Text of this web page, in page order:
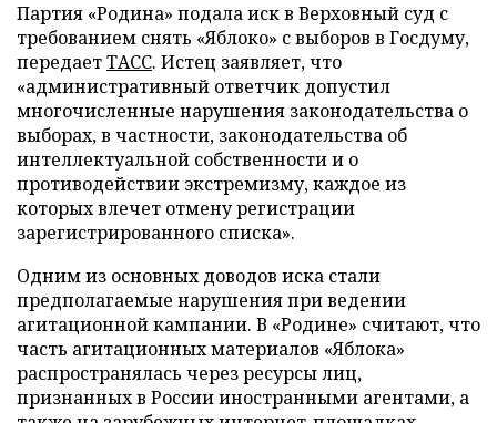
Партия «Родина» подала иск в Верховный суд с
требованием снять «Яблоко» с выборов в Госдуму,
передаетТАСС. Истец заявляет, что
«административный ответчик допустил
многочисленные нарушения законодательства о
выборах, в частности, законодательства об
интеллектуальной собственности и о
противодействии экстремизму, каждое из
которых влечет отмену регистрации
зарегистрированного списка».
Одним из основных доводов иска стали
предполагаемые нарушения при ведении
агитационной кампании. В «Родине» считают, что
часть агитационных материалов «Яблока»
распространялась через ресурсы лиц,
признанных в России иностранными агентами, а